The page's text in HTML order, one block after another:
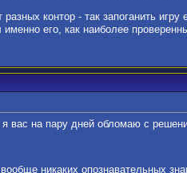
контор - так запоганить игру
его, как наиболее
на пару дней обломаю с
никаких опознавательных